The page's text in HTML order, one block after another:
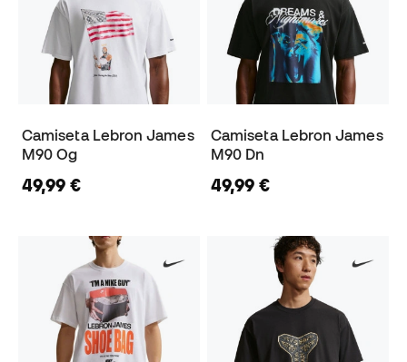
Camiseta Lebron James
M90 Og
49,99 €
Camiseta Lebron James
M90 Dn
49,99 €